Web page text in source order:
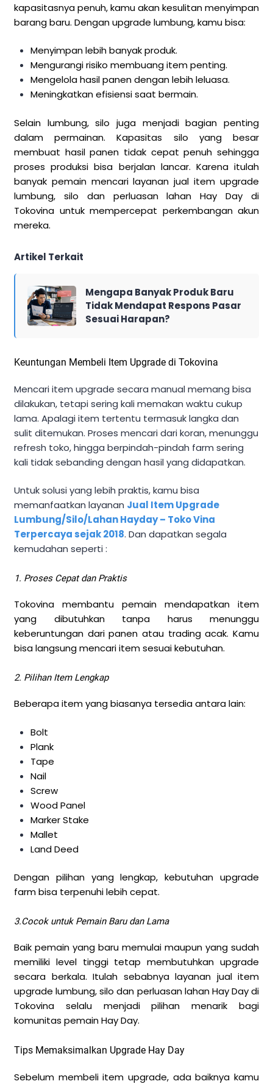
kapasitasnya penuh, kamu akan kesulitan menyimpan
barang baru. Dengan upgrade lumbung, kamu bisa:
Menyimpan lebih banyak produk.
Mengurangi risiko membuang item penting.
Mengelola hasil panen dengan lebih leluasa.
Meningkatkan efisiensi saat bermain.
Selain lumbung, silo juga menjadi bagian penting
dalam permainan. Kapasitas silo yang besar
membuat hasil panen tidak cepat penuh sehingga
proses produksi bisa berjalan lancar. Karena itulah
banyak pemain mencari layanan jual item upgrade
lumbung, silo dan perluasan lahan Hay Day di
Tokovina untuk mempercepat perkembangan akun
mereka.
Artikel Terkait
Mengapa Banyak Produk Baru
Tidak Mendapat Respons Pasar
Sesuai Harapan?
Keuntungan Membeli Item Upgrade di Tokovina
Mencari item upgrade secara manual memang bisa
dilakukan, tetapi sering kali memakan waktu cukup
lama. Apalagi item tertentu termasuk langka dan
sulit ditemukan. Proses mencari dari koran, menunggu
refresh toko, hingga berpindah-pindah farm sering
kali tidak sebanding dengan hasil yang didapatkan.
Untuk solusi yang lebih praktis, kamu bisa
memanfaatkan layanan Jual Item Upgrade
Lumbung/Silo/Lahan Hayday – Toko Vina
Terpercaya sejak 2018. Dan dapatkan segala
kemudahan seperti :
1. Proses Cepat dan Praktis
Tokovina membantu pemain mendapatkan item
yang dibutuhkan tanpa harus menunggu
keberuntungan dari panen atau trading acak. Kamu
bisa langsung mencari item sesuai kebutuhan.
2. Pilihan Item Lengkap
Beberapa item yang biasanya tersedia antara lain:
Bolt
Plank
Tape
Nail
Screw
Wood Panel
Marker Stake
Mallet
Land Deed
Dengan pilihan yang lengkap, kebutuhan upgrade
farm bisa terpenuhi lebih cepat.
3.Cocok untuk Pemain Baru dan Lama
Baik pemain yang baru memulai maupun yang sudah
memiliki level tinggi tetap membutuhkan upgrade
secara berkala. Itulah sebabnya layanan jual item
upgrade lumbung, silo dan perluasan lahan Hay Day di
Tokovina selalu menjadi pilihan menarik bagi
komunitas pemain Hay Day.
Tips Memaksimalkan Upgrade Hay Day
Sebelum membeli item upgrade, ada baiknya kamu